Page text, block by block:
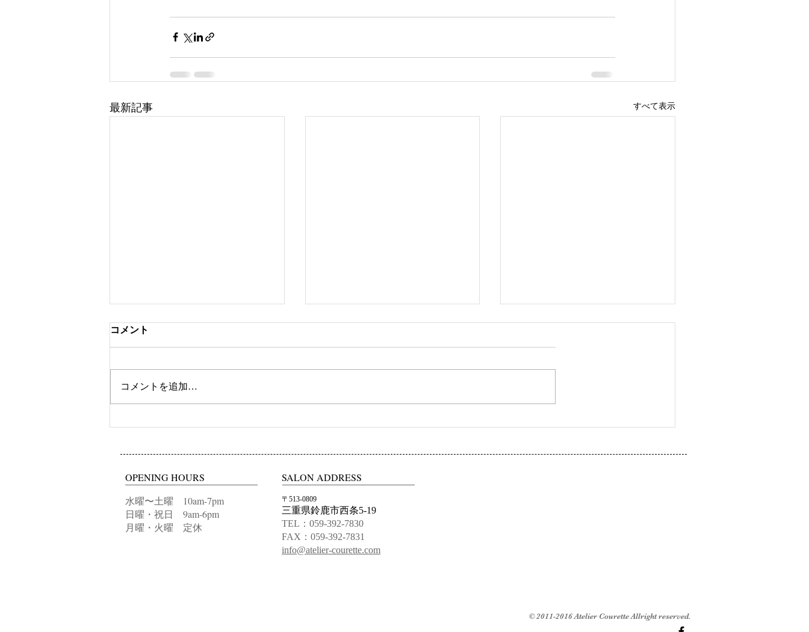
最新記事 すべて表示
ツートンカラー
初ネイル カフェ
コメント
コメントを追加…
SALON ADDRESS
OPENING HOURS
水曜〜土曜 10am-7pm
日曜・祝日 9am-6pm
月曜・火曜 定休
〒513-0809
三重県鈴鹿市西条5-19
TEL：059-392-7830
FAX：059-392-7831
info@atelier-courette.com
© 2011-2016 Atelier Courette Allright reserved.